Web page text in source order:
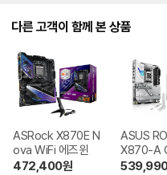
다른 고객이 함께 본 상품
ASRock X870E N
ova WiFi 에즈윈
472,400원
ASUS
X870-A
WIFI